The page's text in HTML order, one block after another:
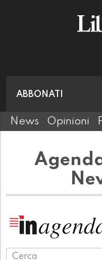
ABBONATI
News Opinioni